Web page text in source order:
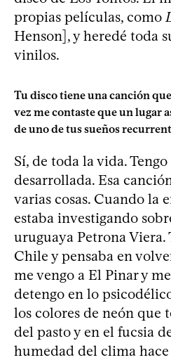
propias películas, como
Henson], y heredé toda
vinilos.
Tu disco tiene una canción
vez me contaste que un lugar
de uno de tus sueños
Sí, de toda la vida.
desarrollada. Esa
varias cosas. Cuando la
estaba investigando
uruguaya Petrona Viera.
Chile y pensaba en
me vengo a El Pinar y
detengo en lo
los colores de neón que
del pasto y en el fucsia
humedad del clima